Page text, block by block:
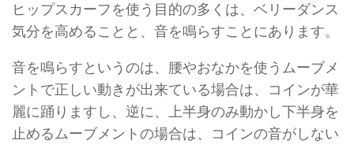
ヒップスカーフを使う目的の多くは、ベリーダンス
気分を高めることと、音を鳴らすことにあります。
音を鳴らすというのは、腰やおなかを使うムーブメ
ントで正しい動きが出来ている場合は、コインが華
麗に踊りますし、逆に、上半身のみ動かし下半身を
止めるムーブメントの場合は、コインの音がしない